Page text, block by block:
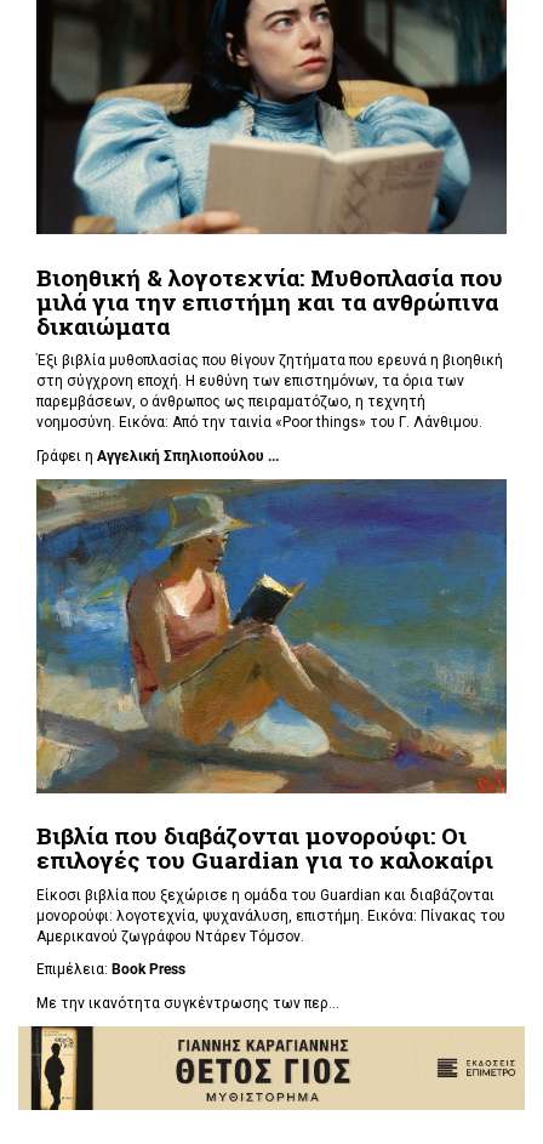
Βιοηθική & λογοτεχνία: Μυθοπλασία που
μιλά για την επιστήμη και τα ανθρώπινα
δικαιώματα
Έξι βιβλία μυθοπλασίας που θίγουν ζητήματα που ερευνά η βιοηθική
στη σύγχρονη εποχή. Η ευθύνη των επιστημόνων, τα όρια των
παρεμβάσεων, ο άνθρωπος ως πειραματόζωο, η τεχνητή
νοημοσύνη. Εικόνα: Από την ταινία «Poor things» του Γ. Λάνθιμου.
Γράφει η Αγγελική Σπηλιοπούλου ...
Βιβλία που διαβάζονται μονορούφι: Οι
επιλογές του Guardian για το καλοκαίρι
Είκοσι βιβλία που ξεχώρισε η ομάδα του Guardian και διαβάζονται
μονορούφι: λογοτεχνία, ψυχανάλυση, επιστήμη. Εικόνα: Πίνακας του
Αμερικανού ζωγράφου Ντάρεν Τόμσον.
Επιμέλεια: Book Press
Με την ικανότητα συγκέντρωσης των περ...